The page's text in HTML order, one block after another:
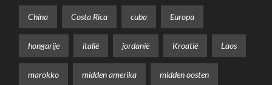
China Costa Rica cuba Europa
hongarije italië jordanië Kroatië Laos
marokko midden amerika midden oosten